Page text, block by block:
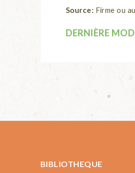
Source: Firme ou
DERNIÈRE
BIBLIOTHEQUE